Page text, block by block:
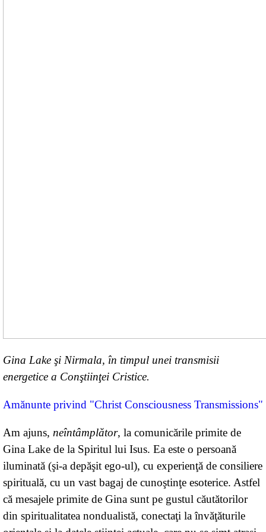
Gina Lake şi Nirmala, în timpul unei transmisii
energetice a Conştiinţei Cristice.
Amănunte privind "Christ Consciousness Transmissions"
Am ajuns, neîntâmplător, la comunicările primite de
Gina Lake de la Spiritul lui Isus. Ea este o persoană
iluminată (şi-a depăşit ego-ul), cu experienţă de consiliere
spirituală, cu un vast bagaj de cunoştinţe esoterice. Astfel
că mesajele primite de Gina sunt pe gustul căutătorilor
din spiritualitatea nondualistă, conectaţi la învăţăturile